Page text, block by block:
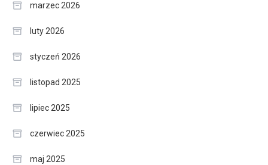
marzec 2026
luty 2026
styczeń 2026
listopad 2025
lipiec 2025
czerwiec 2025
maj 2025